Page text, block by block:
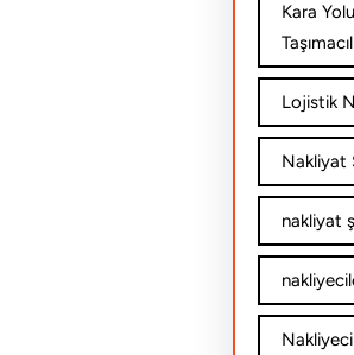
Kara
Lojistik
Nakliyat
nakliyat